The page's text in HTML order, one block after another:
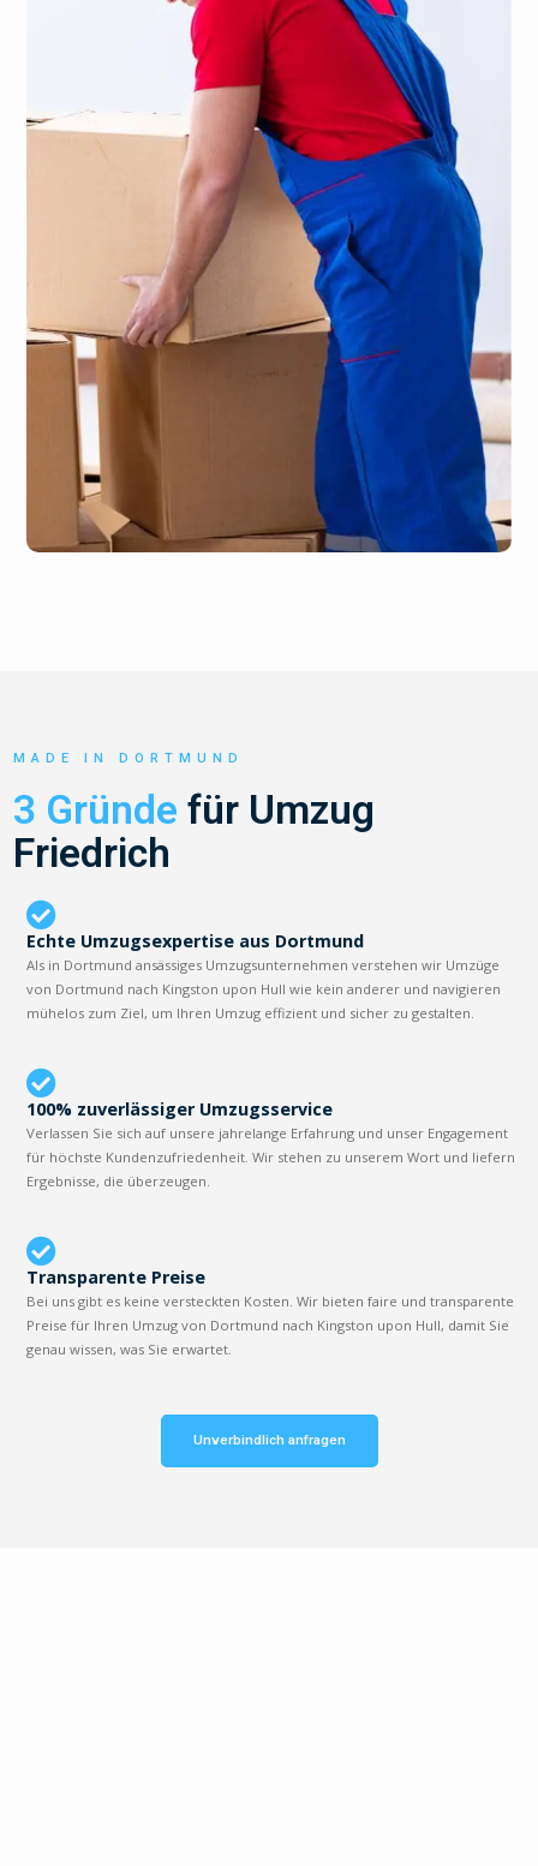
MADE IN DORTMUND
3 Gründe für Umzug
Friedrich
Echte Umzugsexpertise aus Dortmund
Als in Dortmund ansässiges Umzugsunternehmen verstehen wir Umzüge
von Dortmund nach Kingston upon Hull wie kein anderer und navigieren
mühelos zum Ziel, um Ihren Umzug effizient und sicher zu gestalten.
100% zuverlässiger Umzugsservice
Verlassen Sie sich auf unsere jahrelange Erfahrung und unser Engagement
für höchste Kundenzufriedenheit. Wir stehen zu unserem Wort und liefern
Ergebnisse, die überzeugen.
Transparente Preise
Bei uns gibt es keine versteckten Kosten. Wir bieten faire und transparente
Preise für Ihren Umzug von Dortmund nach Kingston upon Hull, damit Sie
genau wissen, was Sie erwartet.
Unverbindlich anfragen